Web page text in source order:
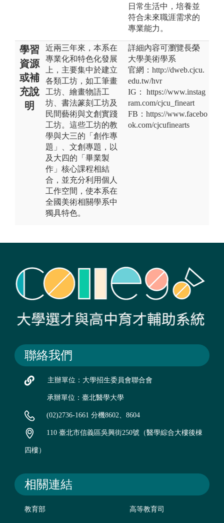
日常生活中，培養並
符合未來職涯需求的
專業能力。
學習
資源
或補
充說
明
近兩三年來，本系在
專業化和特色化發展
上，主要集中於建立
各類工坊，如工筆畫
工坊、繪畫物語工
坊、書法篆刻工坊及
民間藝術與文創實踐
工坊。這些工坊的教
學與大三的「創作專
題」、文創專題，以
及大四的「畢業製
作」核心課程相結
合，並充分利用個人
工作空間，使本系在
全國美術相關學系中
獨具特色。
詳細內容可瀏覽長榮
大學美術學系
官網：http://dweb.cjcu.
edu.tw/hvr
IG： https://www.instag
ram.com/cjcu_fineart
FB：https://www.facebo
ok.com/cjcufinearts
聯絡我們
主辦單位：大學招生委員會聯合會
承辦單位：臺北醫學大學
(02)2736-1661 分機8602、8604
110 臺北市信義區吳興街250號（醫學綜合大樓後棟
四樓）
相關連結
教育部 高等教育司